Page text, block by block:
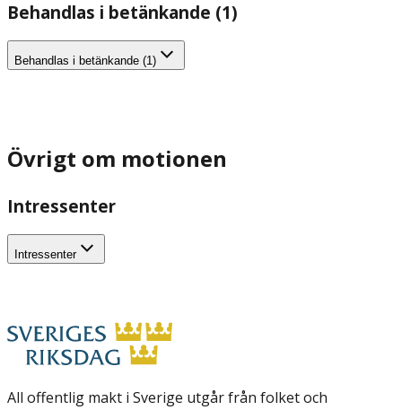
Behandlas i betänkande (1)
Behandlas i betänkande (1)
Övrigt om motionen
Intressenter
Intressenter
All offentlig makt i Sverige utgår från folket och